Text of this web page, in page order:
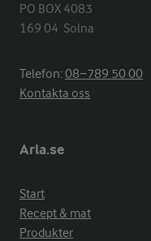
PO BOX 4083
169 04  Solna
Telefon:08−789 50 00
Kontakta oss
Arla.se
Start
Recept & mat
Produkter